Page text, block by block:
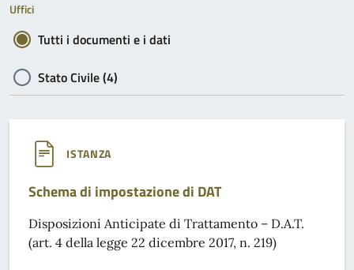
Uffici
Tutti i documenti e i dati
Stato Civile (4)
ISTANZA
Schema di impostazione di DAT
Disposizioni Anticipate di Trattamento – D.A.T.
(art. 4 della legge 22 dicembre 2017, n. 219)